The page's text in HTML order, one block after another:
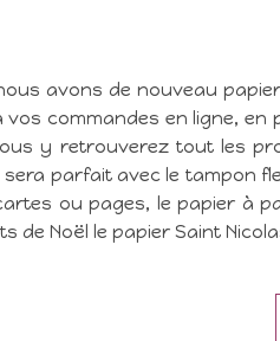
avons de nouveau
vos commandes en ligne, en
y retrouverez tout les
sera parfait avec le tampon
ou pages, le papier à
de Noël le papier Saint